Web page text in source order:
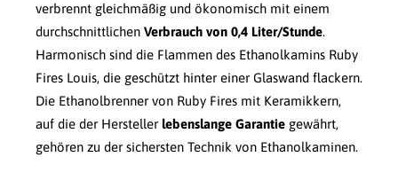
verbrennt gleichmäßig und ökonomisch mit einem
durchschnittlichen Verbrauch von 0,4 Liter/Stunde.
Harmonisch sind die Flammen des Ethanolkamins Ruby
Fires Louis, die geschützt hinter einer Glaswand flackern.
Die Ethanolbrenner von Ruby Fires mit Keramikkern,
auf die der Hersteller lebenslange Garantie gewährt,
gehören zu der sichersten Technik von Ethanolkaminen.